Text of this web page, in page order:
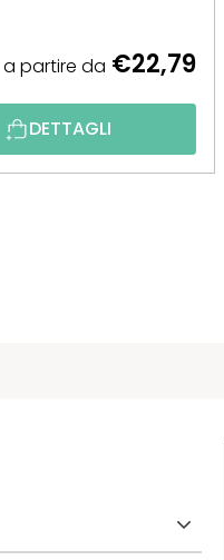
a partire da €22,79
DETTAGLI